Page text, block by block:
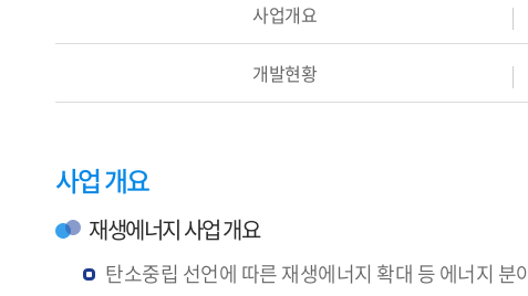
사업개요
개발현황
사업 개요
재생에너지 사업 개요
탄소중립 선언에 따른 재생에너지 확대 등 에너지 분